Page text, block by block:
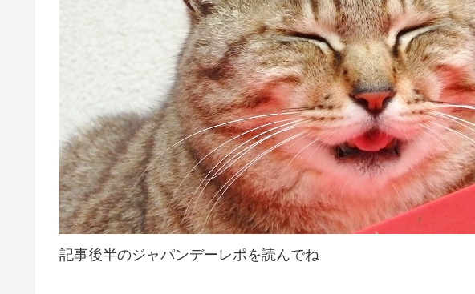
記事後半のジャパンデーレポを読んでね